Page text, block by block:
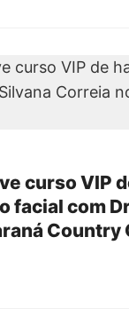
curso VIP
facial com
Country